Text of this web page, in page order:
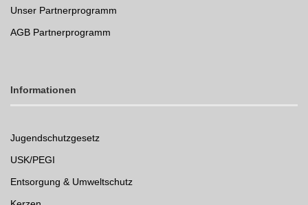
Unser Partnerprogramm
AGB Partnerprogramm
Informationen
Jugendschutzgesetz
USK/PEGI
Entsorgung & Umweltschutz